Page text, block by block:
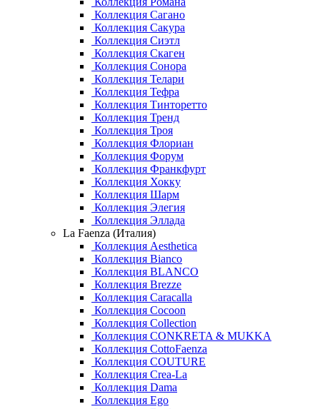
Коллекция Сагано
Коллекция Сакура
Коллекция Сиэтл
Коллекция Скаген
Коллекция Сонора
Коллекция Телари
Коллекция Тефра
Коллекция Тинторетто
Коллекция Тренд
Коллекция Троя
Коллекция Флориан
Коллекция Форум
Коллекция Франкфурт
Коллекция Хокку
Коллекция Шарм
Коллекция Элегия
Коллекция Эллада
La Faenza (Италия)
Коллекция Aesthetica
Коллекция Bianco
Коллекция BLANCO
Коллекция Brezze
Коллекция Caracalla
Коллекция Cocoon
Коллекция Collection
Коллекция CONKRETA & MUKKA
Коллекция CottoFaenza
Коллекция COUTURE
Коллекция Crea-La
Коллекция Dama
Коллекция Ego